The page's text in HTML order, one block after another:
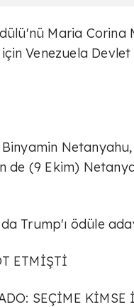
Maria
Venezuela
de (9 Ekim)
Trump'ı ödüle
ETMİŞTİ
SEÇİME KİMSE